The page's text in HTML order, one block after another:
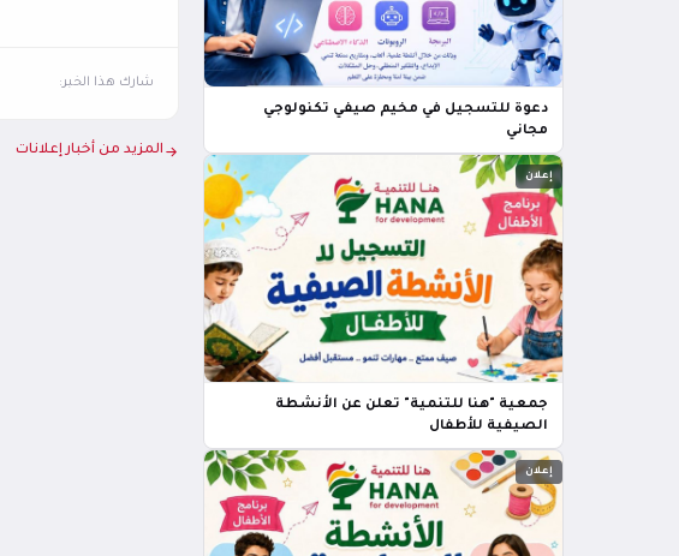
دعوة للتسجيل في مخيم صيفي تكنولوجي
مجاني
إعلان
جمعية "هنا للتنمية" تعلن عن الأنشطة
الصيفية للأطفال
إعلان
شارك هذا الخبر:
المزيد من أخبار إعلانات